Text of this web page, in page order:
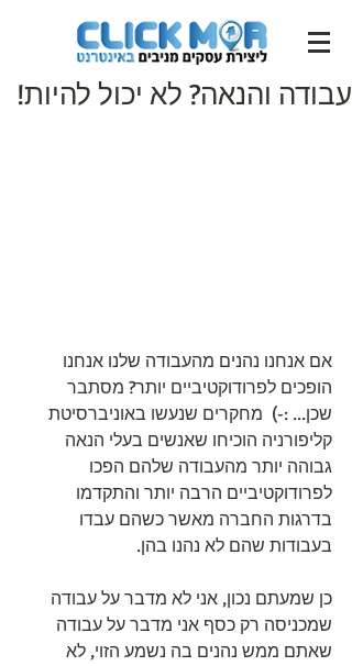
עבודה והנאה? לא יכול להיות!
אם אנחנו נהנים מהעבודה שלנו אנחנו
הופכים לפרודוקטיביים יותר? מסתבר
שכן... :-)  מחקרים שנעשו באוניברסיטת
קליפורניה הוכיחו שאנשים בעלי הנאה
גבוהה יותר מהעבודה שלהם הפכו
לפרודוקטיביים הרבה יותר והתקדמו
בדרגות החברה מאשר כשהם עבדו
בעבודות שהם לא נהנו בהן.
כן שמעתם נכון, אני לא מדבר על עבודה
שמכניסה רק כסף אני מדבר על עבודה
שאתם ממש נהנים בה נשמע הזוי, לא